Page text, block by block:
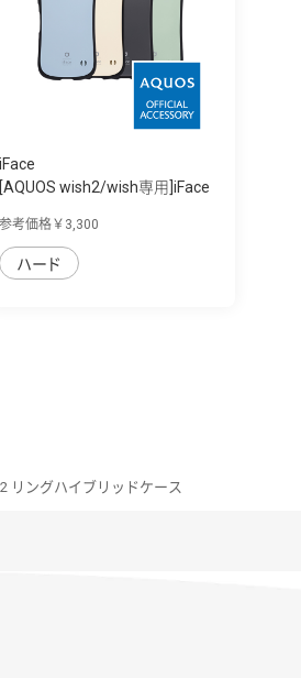
iFace
[AQUOS wish2/wish専用]iFace
参考価格￥3,300
ハード
リングハイブリッドケース